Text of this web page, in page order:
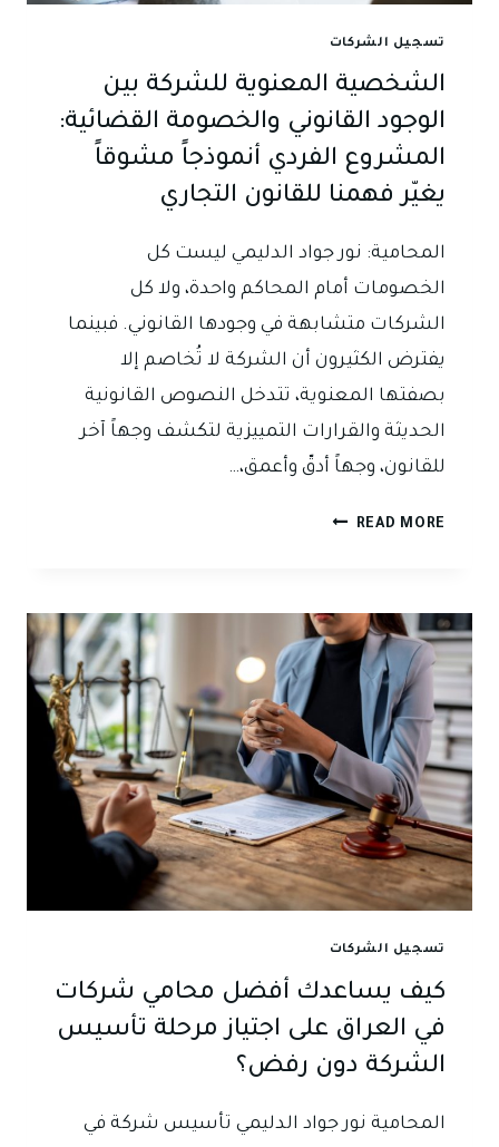
تسجيل الشركات
الشخصية المعنوية للشركة بين
الوجود القانوني والخصومة القضائية:
المشروع الفردي أنموذجاً مشوقاً
يغيّر فهمنا للقانون التجاري
المحامية: نور جواد الدليمي ليست كل
الخصومات أمام المحاكم واحدة، ولا كل
الشركات متشابهة في وجودها القانوني. فبينما
يفترض الكثيرون أن الشركة لا تُخاصم إلا
بصفتها المعنوية، تتدخل النصوص القانونية
الحديثة والقرارات التمييزية لتكشف وجهاً آخر
للقانون، وجهاً أدقّ وأعمق،…
READ MORE الشخصية
الوجود
القانوني
والخصومة
القضائية:
المشروع
الفردي
أنموذجاً
مشوقاً
يغيّر
فهمنا
للقانون
تسجيل الشركات
كيف يساعدك أفضل محامي شركات
في العراق على اجتياز مرحلة تأسيس
الشركة دون رفض؟
المحامية نور جواد الدليمي تأسيس شركة في